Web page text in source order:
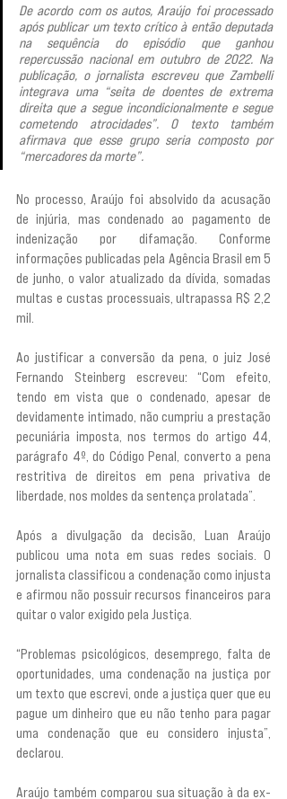
De acordo com os autos, Araújo foi processado
após publicar um texto crítico à então deputada
na sequência do episódio que ganhou
repercussão nacional em outubro de 2022. Na
publicação, o jornalista escreveu que Zambelli
integrava uma “seita de doentes de extrema
direita que a segue incondicionalmente e segue
cometendo atrocidades”. O texto também
afirmava que esse grupo seria composto por
“mercadores da morte”.
No processo, Araújo foi absolvido da acusação
de injúria, mas condenado ao pagamento de
indenização por difamação. Conforme
informações publicadas pela Agência Brasil em 5
de junho, o valor atualizado da dívida, somadas
multas e custas processuais, ultrapassa R$ 2,2
mil.
Ao justificar a conversão da pena, o juiz José
Fernando Steinberg escreveu: “Com efeito,
tendo em vista que o condenado, apesar de
devidamente intimado, não cumpriu a prestação
pecuniária imposta, nos termos do artigo 44,
parágrafo 4º, do Código Penal, converto a pena
restritiva de direitos em pena privativa de
liberdade, nos moldes da sentença prolatada”.
Após a divulgação da decisão, Luan Araújo
publicou uma nota em suas redes sociais. O
jornalista classificou a condenação como injusta
e afirmou não possuir recursos financeiros para
quitar o valor exigido pela Justiça.
“Problemas psicológicos, desemprego, falta de
oportunidades, uma condenação na justiça por
um texto que escrevi, onde a justiça quer que eu
pague um dinheiro que eu não tenho para pagar
uma condenação que eu considero injusta”,
declarou.
Araújo também comparou sua situação à da ex-